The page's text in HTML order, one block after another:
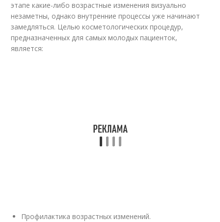
этапе какие-либо возрастные изменения визуально
незаметны, однако внутренние процессы уже начинают
замедляться. Целью косметологических процедур,
предназначенных для самых молодых пациенток,
является:
Профилактика возрастных изменений.